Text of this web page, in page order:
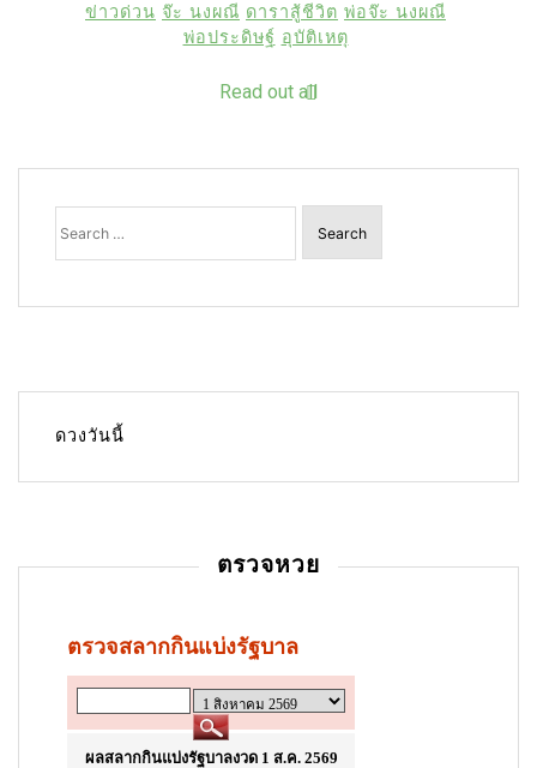
ข่าวด่วน จ๊ะ นงผณี ดาราสู้ชีวิต พ่อจ๊ะ นงผณี
พ่อประดิษฐ์ อุบัติเหตุ
Read out all
Search
for:
ดวงวันนี้
ตรวจหวย